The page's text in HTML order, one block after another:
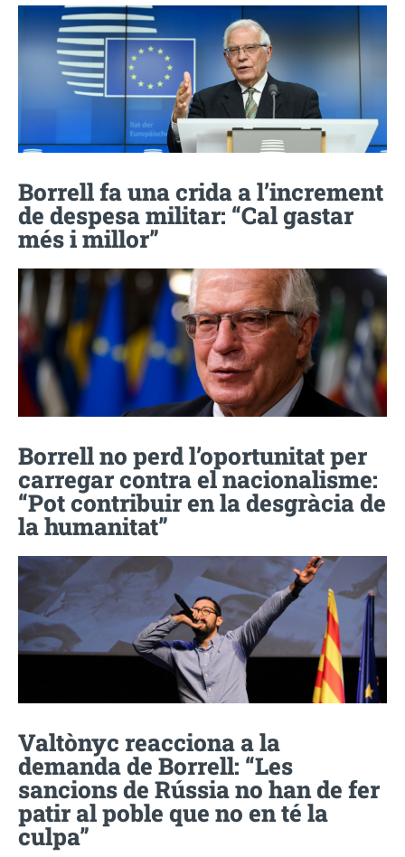
Borrell fa una crida a l’increment
de despesa militar: “Cal gastar
més i millor”
Borrell no perd l’oportunitat per
carregar contra el nacionalisme:
“Pot contribuir en la desgràcia de
la humanitat”
Valtònyc reacciona a la
demanda de Borrell: “Les
sancions de Rússia no han de fer
patir al poble que no en té la
culpa”